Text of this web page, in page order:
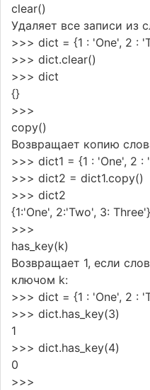
clear()
Удаляет все записи из
>>> dict = {1 : 'One', 2 :
>>> dict.clear()
>>> dict
{}
>>>
copy()
Возвращает копию
>>> dict1 = {1 : 'One', 2 :
>>> dict2 = dict1.copy()
>>> dict2
{1:'One', 2:'Two', 3: Three'}
>>>
has_key(k)
Возвращает 1, если
ключом k:
>>> dict = {1 : 'One', 2 :
>>> dict.has_key(3)
1
>>> dict.has_key(4)
0
>>>